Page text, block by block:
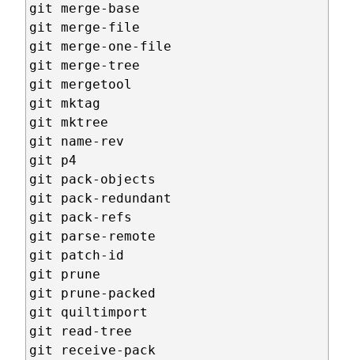
git merge-base
git merge-file
git merge-one-file
git merge-tree
git mergetool
git mktag
git mktree
git name-rev
git p4
git pack-objects
git pack-redundant
git pack-refs
git parse-remote
git patch-id
git prune
git prune-packed
git quiltimport
git read-tree
git receive-pack